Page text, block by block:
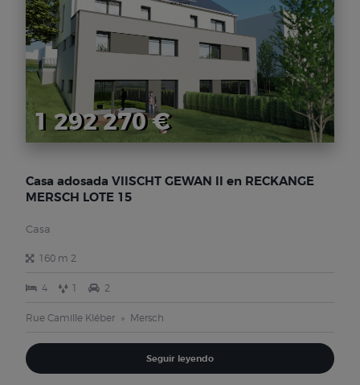
1 292 270 €
Casa adosada VIISCHT GEWAN II en RECKANGE
MERSCH LOTE 15
Casa
160 m 2
4 1 2
Rue Camille Kléber Mersch
Seguir leyendo